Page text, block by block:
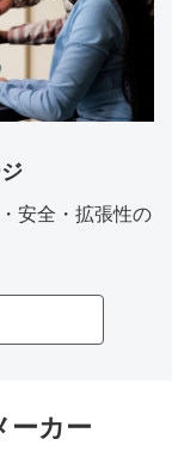
安全・拡張性の
ーカー